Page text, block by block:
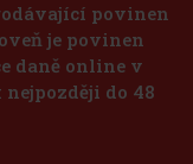
těchto 5 doutníků: 3x
Medio Siglo
Sampler - 4 ks
povinen
je povinen
daně online v
do 48